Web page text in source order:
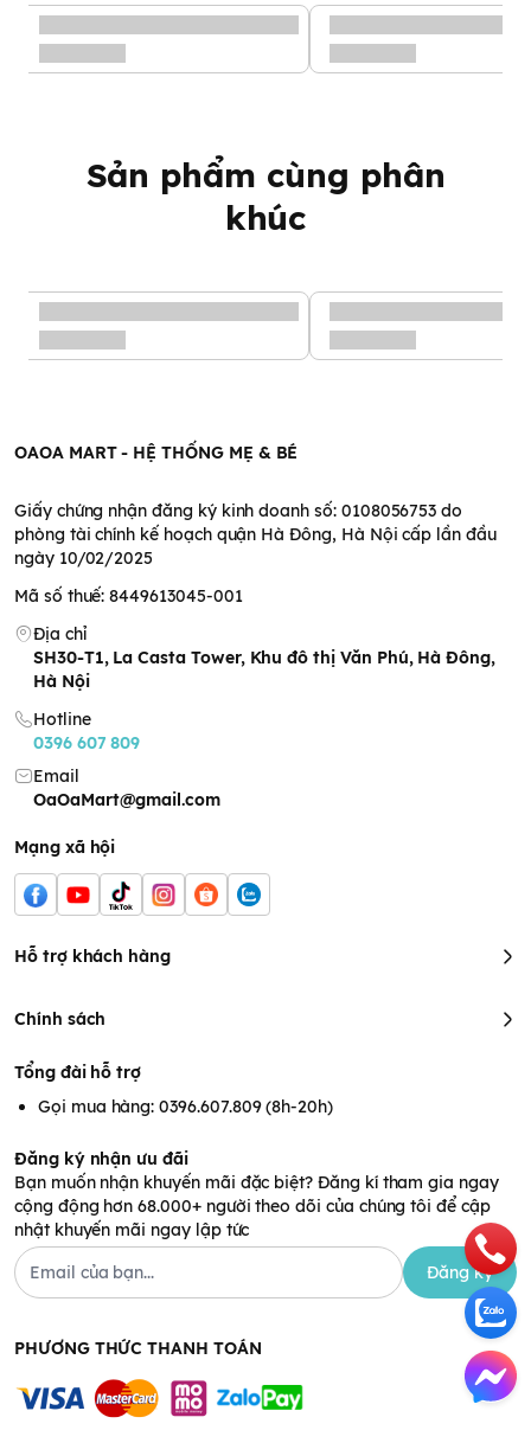
Sản phẩm cùng phân
khúc
OAOA MART - HỆ THỐNG MẸ & BÉ
Giấy chứng nhận đăng ký kinh doanh số: 0108056753 do
phòng tài chính kế hoạch quận Hà Đông, Hà Nội cấp lần đầu
ngày 10/02/2025
Mã số thuế: 8449613045-001
Địa chỉ
SH30-T1, La Casta Tower, Khu đô thị Văn Phú, Hà Đông,
Hà Nội
Hotline
0396 607 809
Email
OaOaMart@gmail.com
Mạng xã hội
Hỗ trợ khách hàng
Chính sách
Tổng đài hỗ trợ
Gọi mua hàng: 0396.607.809 (8h-20h)
Đăng ký nhận ưu đãi
Bạn muốn nhận khuyến mãi đặc biệt? Đăng kí tham gia ngay
cộng động hơn 68.000+ người theo dõi của chúng tôi để cập
nhật khuyến mãi ngay lập tức
Đăng ký
PHƯƠNG THỨC THANH TOÁN